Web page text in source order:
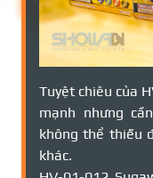
Tuyệt chiêu của
mạnh nhưng
không thể thiếu
khác.